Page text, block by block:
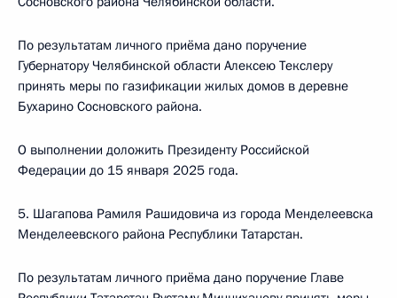
По результатам личного приёма дано поручение
Губернатору Челябинской области Алексею Текслеру
принять меры по газификации жилых домов в деревне
Бухарино Сосновского района.
О выполнении доложить Президенту Российской
Федерации до 15 января 2025 года.
5. Шагапова Рамиля Рашидовича из города Менделеевска
Менделеевского района Республики Татарстан.
По результатам личного приёма дано поручение Главе